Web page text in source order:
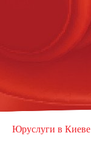
Юруслуги в Киеве